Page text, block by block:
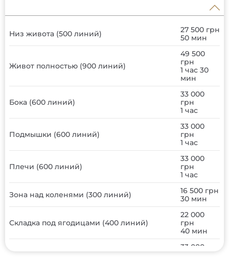
Низ живота (500 линий)
27 500 грн
50 мин
Живот полностью (900 линий)
49 500
грн
1 час 30
мин
Бока (600 линий)
33 000
грн
1 час
Подмышки (600 линий)
33 000
грн
1 час
Плечи (600 линий)
33 000
грн
1 час
Зона над коленями (300 линий)
16 500 грн
30 мин
Складка под ягодицами (400 линий)
22 000
грн
40 мин
33 000